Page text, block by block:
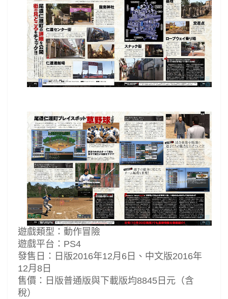
遊戲類型：動作冒險
遊戲平台：PS4
發售日：日版2016年12月6日、中文版2016年
12月8日
售價：日版普通版與下載版均8845日元（含
稅）